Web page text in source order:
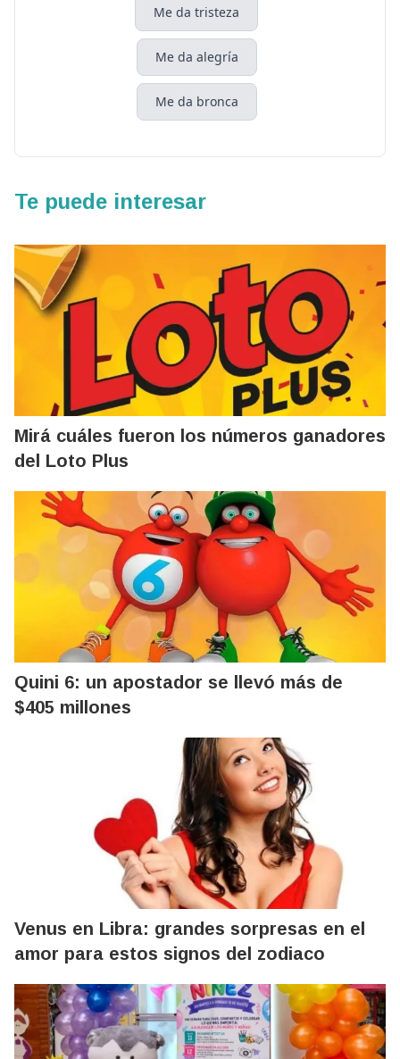
Me da tristeza
Me da alegría
Me da bronca
Te puede interesar
Mirá cuáles fueron los números ganadores
del Loto Plus
Quini 6: un apostador se llevó más de
$405 millones
Venus en Libra: grandes sorpresas en el
amor para estos signos del zodiaco